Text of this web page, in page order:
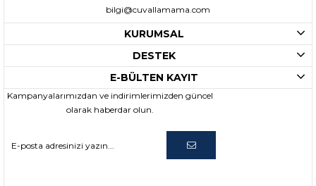
bilgi@cuvallamama.com
KURUMSAL
DESTEK
E-BÜLTEN KAYIT
Kampanyalarımızdan ve indirimlerimizden güncel
olarak haberdar olun.